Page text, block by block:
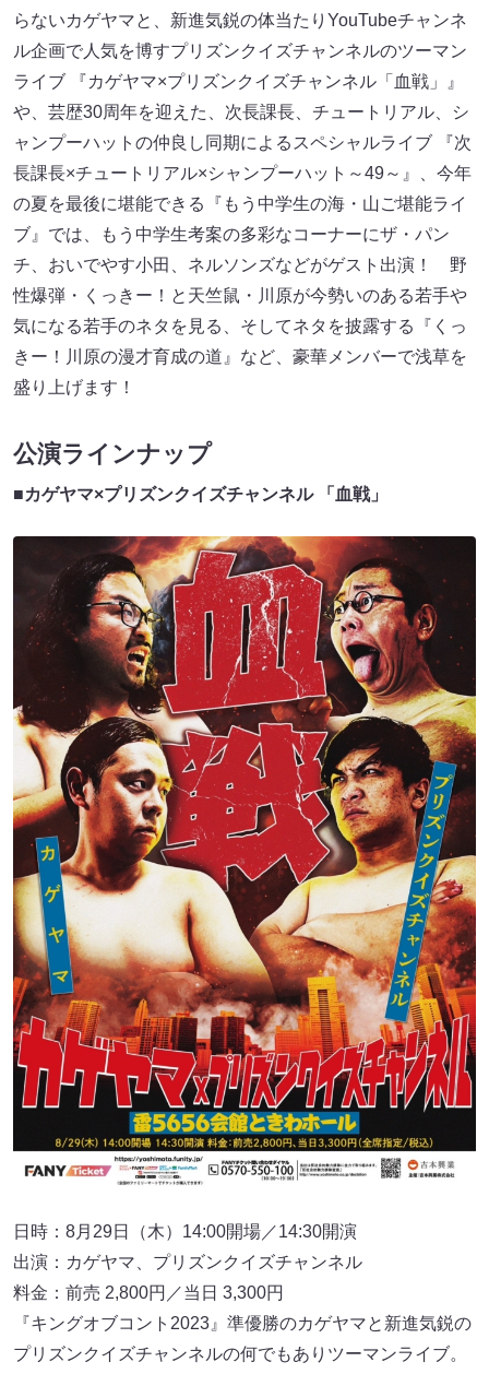
らないカゲヤマと、新進気鋭の体当たりYouTubeチャンネ
ル企画で人気を博すプリズンクイズチャンネルのツーマン
ライブ 『カゲヤマ×プリズンクイズチャンネル「血戦」』
や、芸歴30周年を迎えた、次長課長、チュートリアル、シ
ャンプーハットの仲良し同期によるスペシャルライブ 『次
長課長×チュートリアル×シャンプーハット～49～』、今年
の夏を最後に堪能できる『もう中学生の海・山ご堪能ライ
ブ』では、もう中学生考案の多彩なコーナーにザ・パン
チ、おいでやす小田、ネルソンズなどがゲスト出演！ 野
性爆弾・くっきー！と天竺鼠・川原が今勢いのある若手や
気になる若手のネタを見る、そしてネタを披露する『くっ
きー！川原の漫才育成の道』など、豪華メンバーで浅草を
盛り上げます！
公演ラインナップ
■カゲヤマ×プリズンクイズチャンネル 「血戦」
日時：8月29日（木）14:00開場／14:30開演
出演：カゲヤマ、プリズンクイズチャンネル
料金：前売 2,800円／当日 3,300円
『キングオブコント2023』準優勝のカゲヤマと新進気鋭の
プリズンクイズチャンネルの何でもありツーマンライブ。